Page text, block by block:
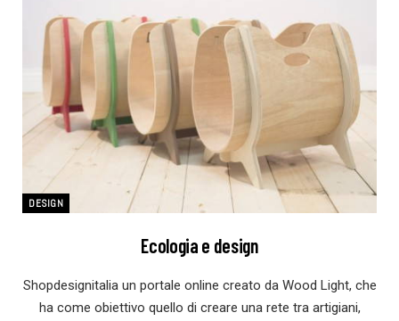
DESIGN
Ecologia e design
Shopdesignitalia un portale online creato da Wood Light, che
ha come obiettivo quello di creare una rete tra artigiani,